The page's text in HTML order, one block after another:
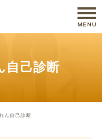
自己診断
ん自己診断